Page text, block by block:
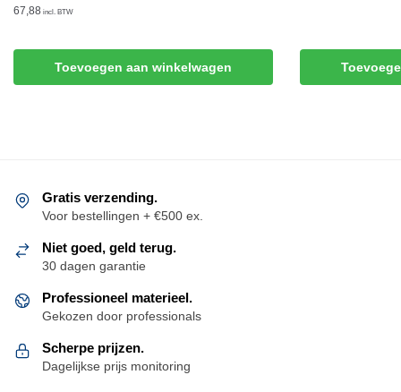
67,88 incl. BTW
Toevoegen aan winkelwagen
Gratis verzending.
Voor bestellingen + €500 ex.
Niet goed, geld terug.
30 dagen garantie
Professioneel materieel.
Gekozen door professionals
Scherpe prijzen.
Dagelijkse prijs monitoring